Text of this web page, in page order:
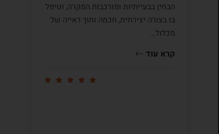
הבחין בבעייתיות ומורכבות המקרה, וטיפל
בו בצורה יצירתית, חכמה ותוך ראייה של
מכלול...
קרא עוד